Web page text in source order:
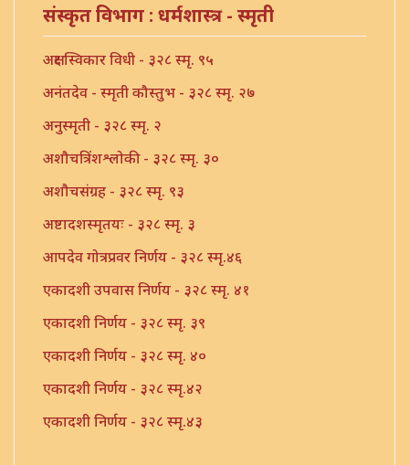
संस्कृत विभाग : धर्मशास्त्र - स्मृती
अक्षर स्विकार विधी - ३२८ स्मृ. ९५
अनंतदेव - स्मृती कौस्तुभ - ३२८ स्मृ. २७
अनुस्मृती - ३२८ स्मृ. २
अशौचत्रिंशश्लोकी - ३२८ स्मृ. ३०
अशौचसंग्रह - ३२८ स्मृ. ९३
अष्टादशस्मृतयः - ३२८ स्मृ. ३
आपदेव गोत्रप्रवर निर्णय - ३२८ स्मृ.४६
एकादशी उपवास निर्णय - ३२८ स्मृ. ४१
एकादशी निर्णय - ३२८ स्मृ. ३९
एकादशी निर्णय - ३२८ स्मृ. ४०
एकादशी निर्णय - ३२८ स्मृ.४२
एकादशी निर्णय - ३२८ स्मृ.४३